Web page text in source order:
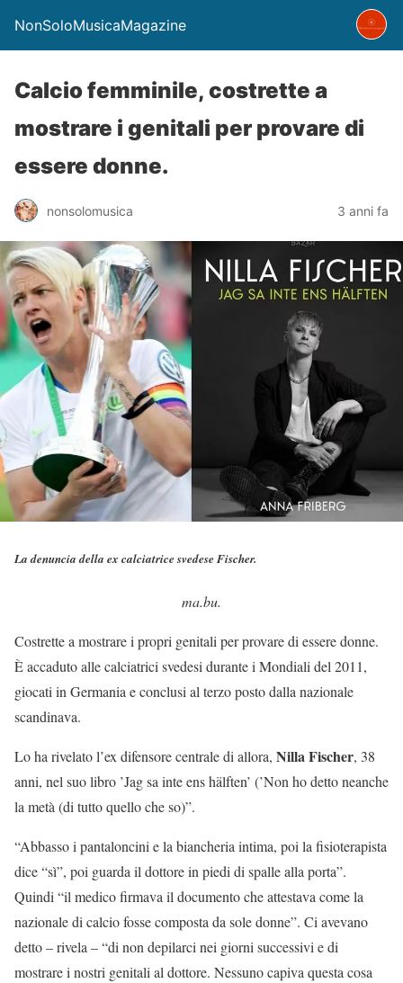
NonSoloMusicaMagazine
Calcio femminile, costrette a
mostrare i genitali per provare di
essere donne.
nonsolomusica 3 anni fa
La denuncia della ex calciatrice svedese Fischer.
ma.bu.
Costrette a mostrare i propri genitali per provare di essere donne.
È accaduto alle calciatrici svedesi durante i Mondiali del 2011,
giocati in Germania e conclusi al terzo posto dalla nazionale
scandinava.
Lo ha rivelato l’ex difensore centrale di allora, Nilla Fischer, 38
anni, nel suo libro ’Jag sa inte ens hälften’ (’Non ho detto neanche
la metà (di tutto quello che so)”.
“Abbasso i pantaloncini e la biancheria intima, poi la fisioterapista
dice “sì”, poi guarda il dottore in piedi di spalle alla porta”.
Quindi “il medico firmava il documento che attestava come la
nazionale di calcio fosse composta da sole donne”. Ci avevano
detto – rivela – “di non depilarci nei giorni successivi e di
mostrare i nostri genitali al dottore. Nessuno capiva questa cosa